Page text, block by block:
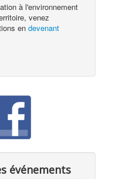
à l'environnement
venez
endevenant
événements